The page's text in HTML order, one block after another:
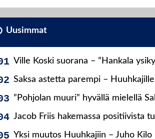
Uusimmat
Ville Koski suorana – ”Hankala
Saksa astetta parempi –
”Pohjolan muuri” hyvällä mielellä
Jacob Friis hakemassa positiivista
Yksi muutos Huuhkajiin – Juho